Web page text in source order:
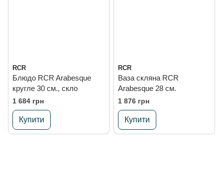
RCR
Блюдо RCR Arabesque
кругле 30 см., скло
1 684 грн
Купити
RCR
Ваза скляна RCR
Arabesque 28 см.
1 876 грн
Купити